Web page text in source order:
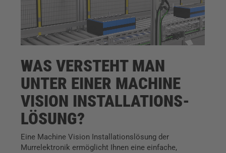
WAS VERSTEHT MAN
UNTER EINER MACHINE
VISION INSTALLATIONS­
LÖSUNG?
Eine Machine Vision Installationslösung der
Murrelektronik ermöglicht Ihnen eine einfache,